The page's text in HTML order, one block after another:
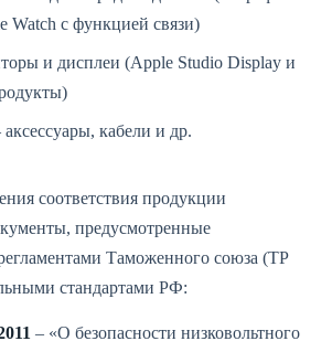
Watch c функцией связи)
и дисплеи (Apple Studio Display и
кабели и др.
соответствия продукции
предусмотренные
Таможенного союза (ТР
стандартами РФ:
– «О безопасности низковольтного